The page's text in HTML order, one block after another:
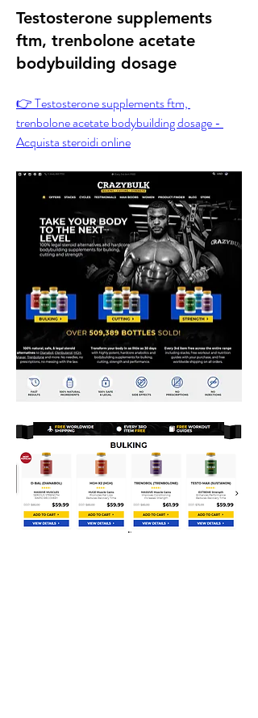
Testosterone supplements
ftm, trenbolone acetate
bodybuilding dosage
👉 Testosterone supplements ftm,
trenbolone acetate bodybuilding dosage -
Acquista steroidi online